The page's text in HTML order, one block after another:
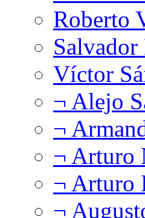
Roberto
Víctor
¬ Alejo
¬
¬ Arturo
¬ Arturo
¬